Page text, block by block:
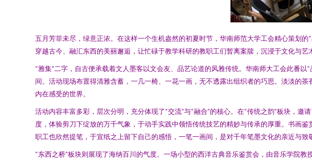
五月芳菲未尽，绿意正浓。在这样一个生机盎然的初夏时节，华南师范大学工会精心策划
穿越古今、融汇东西的美丽邂逅，让忙碌于教学科研的教职工们暂离案牍，沉浸于文化与艺
“雅集”二字，自古便承载着文人墨客以文会友、品艺论道的风雅传统。华南师大工会此番
间。活动现场布置得清雅含蓄，一几一椅、一花一画，无不透露出组织者的巧思。淡淡的
内在感受的世界。
活动内容丰富多彩，层次分明，充分体现了“交流”与“融合”的核心。在“传统之韵”板块，
度，体验剪刀下绽放的万千气象，于动手实践中领悟传统技艺的精妙与传承的厚重。书画
职工也欣然提笔，于宣纸之上留下自己的感悟，一笔一画间，是对千年笔墨文化的亲近与致
“东西之桥”板块则展现了海纳百川的气度。一场小型的西洋古典音乐鉴赏会，由音乐学院